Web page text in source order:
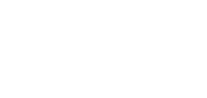
Lépine-Versailles et ses équipes dédiées
quotidien à proposer des activités
profil de chaque résident. Pensées
majoritairement organisées en petits
à chacun l’attention et